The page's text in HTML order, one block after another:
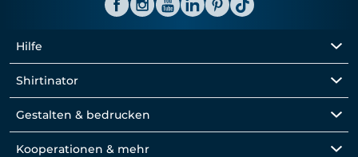
Hilfe
Shirtinator
Gestalten & bedrucken
Kooperationen & mehr